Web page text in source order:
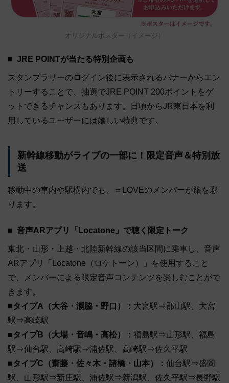
オリジナルポスター（イメージ）
JRE POINTが当たる特別企画も
スタンプラリーのログイン後に表示されるバナーからエン
トリーすることで、抽選でJRE POINT 200ポイントをゲ
ットできるチャンスもあります。日頃からJR東日本を利
用しているユーザーには嬉しい特典です。
新幹線移動がライブの一部に！限定音声＆特別放
送
移動中の車内や駅構内でも、＝LOVEのメンバーが旅を彩
ります。
音声ARアプリ「Locatone」で聴く限定トーク
東北・山形・上越・北陸新幹線の該当区間に乗車し、音声
ARアプリ「Locatone（ロケトーン）」を使用すること
で、メンバーによる限定音声コンテンツを楽しむことがで
きます。
■タイプA（大谷・瀧脇・野口）： 大宮駅⇒郡山駅、大宮
駅⇒高崎駅
■タイプB（大場・音嶋・高松）： 福島駅⇒山形駅、福島
駅⇒仙台駅、高崎駅⇒浦佐駅、高崎駅⇒佐久平駅
■タイプC（齋藤・佐々木・諸橋・山本）： 仙台駅⇒盛岡
駅、山形駅⇒新庄駅、浦佐駅⇒新潟駅、佐久平駅⇒長野駅